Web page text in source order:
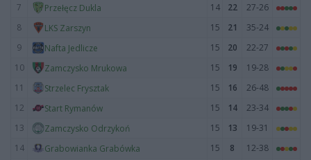
7
Przełęcz Dukla 14 22
27-26
8
LKS Zarszyn 15 21
35-24
9
Nafta Jedlicze 15 20
22-27
10
Zamczysko Mrukowa 15 19
19-28
11
Strzelec Frysztak 15 16
26-48
12
Start Rymanów 15 14
23-34
13
Zamczysko Odrzykoń 15 13
19-31
14
Grabowianka Grabówka 15 8
12-38